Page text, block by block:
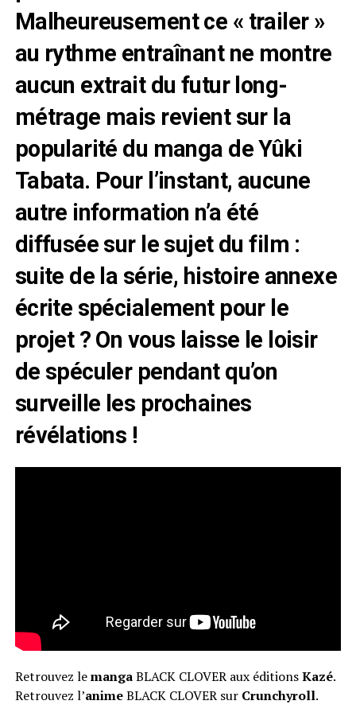
Malheureusement ce « trailer »
au rythme entraînant ne montre
aucun extrait du futur long-
métrage mais revient sur la
popularité du manga de Yûki
Tabata. Pour l’instant, aucune
autre information n’a été
diffusée sur le sujet du film :
suite de la série, histoire annexe
écrite spécialement pour le
projet ? On vous laisse le loisir
de spéculer pendant qu’on
surveille les prochaines
révélations !
Retrouvez lemangaBLACK CLOVER aux éditionsKazé.
Retrouvez l’animeBLACK CLOVER sur Crunchyroll.